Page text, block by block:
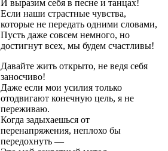
И выразим себя в песне и танцах!
Если наши страстные чувства,
которые не передать одними словами,
Пусть даже совсем немного, но
достигнут всех, мы будем счастливы!
Давайте жить открыто, не ведя себя
заносчиво!
Даже если мои усилия только
отодвигают конечную цель, я не
переживаю.
Когда задыхаешься от
перенапряжения, неплохо бы
передохнуть —